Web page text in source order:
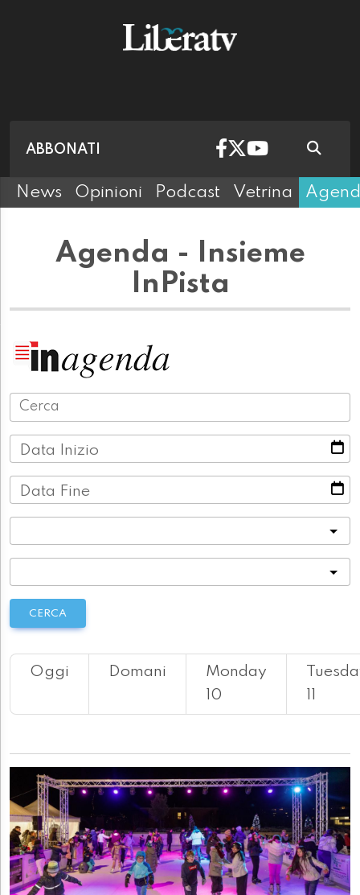
ABBONATI
News Opinioni Podcast Vetrina
Agenda - Insieme
InPista
Data Inizio
Data Fine
CERCA
Oggi Domani
Monday
10
11